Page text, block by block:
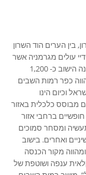
בדרום השרון, בין הערים הוד השרון
עולים מגרמניה אשר
חלמו להקים בית במושב על אדמת ארץ ישראל וכיום מונה הישוב כ- 1,200
המנהלים אורח חיים חילוני. בשלהי שנות ה-90 הווה כפר רמות השבים
וכיום הינו
מבוסס כלכלית באזור
ברחבי אזור
ומסחר סמוכים
ואחרים. בישוב
מקור הכנסה
ענפה ושוטפת של